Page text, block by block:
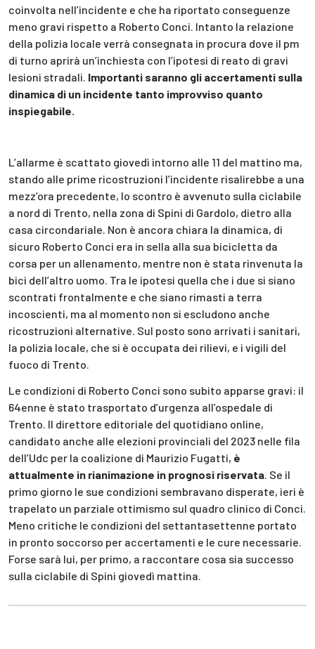
coinvolta nell’incidente e che ha riportato conseguenze
meno gravi rispetto a Roberto Conci. Intanto la relazione
della polizia locale verrà consegnata in procura dove il pm
di turno aprirà un’inchiesta con l’ipotesi di reato di gravi
lesioni stradali. Importanti saranno gli accertamenti sulla
dinamica di un incidente tanto improvviso quanto
inspiegabile.
L’allarme è scattato giovedì intorno alle 11 del mattino ma,
stando alle prime ricostruzioni l’incidente risalirebbe a una
mezz’ora precedente, lo scontro è avvenuto sulla ciclabile
a nord di Trento, nella zona di Spini di Gardolo, dietro alla
casa circondariale. Non è ancora chiara la dinamica, di
sicuro Roberto Conci era in sella alla sua bicicletta da
corsa per un allenamento, mentre non è stata rinvenuta la
bici dell’altro uomo. Tra le ipotesi quella che i due si siano
scontrati frontalmente e che siano rimasti a terra
incoscienti, ma al momento non si escludono anche
ricostruzioni alternative. Sul posto sono arrivati i sanitari,
la polizia locale, che si è occupata dei rilievi, e i vigili del
fuoco di Trento.
Le condizioni di Roberto Conci sono subito apparse gravi: il
64enne è stato trasportato d’urgenza all’ospedale di
Trento. Il direttore editoriale del quotidiano online,
candidato anche alle elezioni provinciali del 2023 nelle fila
dell’Udc per la coalizione di Maurizio Fugatti, è
attualmente in rianimazione in prognosi riservata. Se il
primo giorno le sue condizioni sembravano disperate, ieri è
trapelato un parziale ottimismo sul quadro clinico di Conci.
Meno critiche le condizioni del settantasettenne portato
in pronto soccorso per accertamenti e le cure necessarie.
Forse sarà lui, per primo, a raccontare cosa sia successo
sulla ciclabile di Spini giovedì mattina.